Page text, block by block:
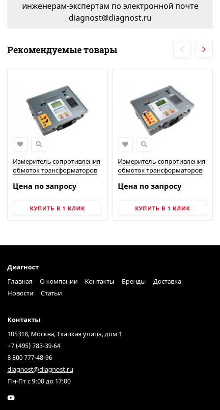
инженерам-экспертам по электронной почте
diagnost@diagnost.ru
Рекомендуемые товары
Измеритель сопротивления
обмоток трансформаторов
Instruments
Цена по запросу
КУПИТЬ В 1 КЛИК
Измеритель сопротивления
обмоток трансформаторов
Instruments
Цена по запросу
КУПИТЬ В 1 КЛИК
Диагност
Главная
О компании Контакты Бренды
Доставка
Новости
Статьи
Контакты
105318, Москва, Ткацкая улица, дом 1
+7 (495) 783-39-64
8 800 777-48-96
diagnost@diagnost.ru
Пн-Пт с 9:00 до 17:00